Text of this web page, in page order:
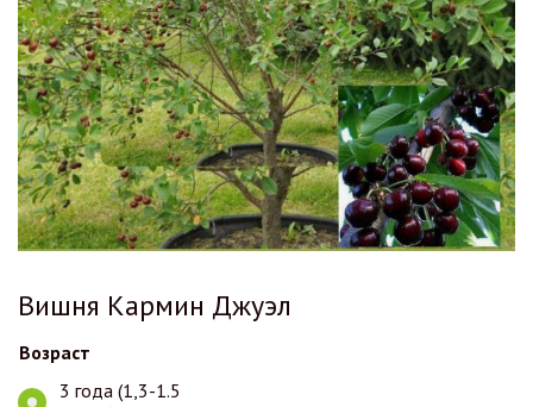
Вишня Кармин Джуэл
Возраст
3 года (1,3-1.5